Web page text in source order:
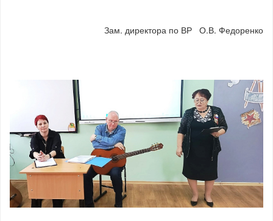
Зам. директора по ВР О.В. Федоренко